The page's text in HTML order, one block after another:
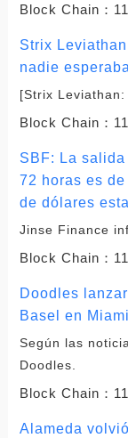
Block Chain：
Strix
nadie
[Strix
Block Chain：
SBF: La
72 horas es
de dólares
Jinse Finance
Block Chain：
Doodles
Basel en
Según las
Doodles.
Block Chain：
Alameda